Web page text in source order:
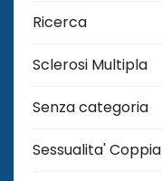
Ricerca
Sclerosi Multipla
Senza categoria
Sessualita' Coppia